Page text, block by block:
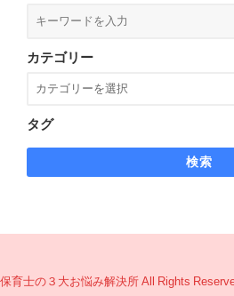
カテゴリー
タグ
検索
保育士の３大お悩み解決所 All Rights